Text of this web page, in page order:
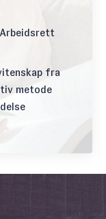
fra
metode